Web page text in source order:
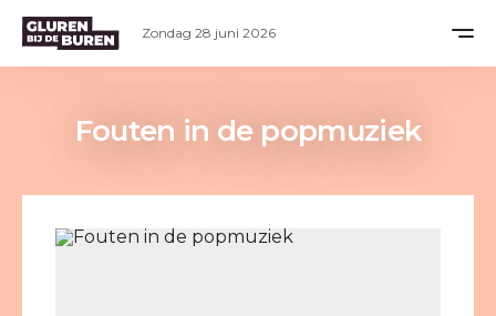
Fouten in de popmuziek
Zondag 28 juni 2026